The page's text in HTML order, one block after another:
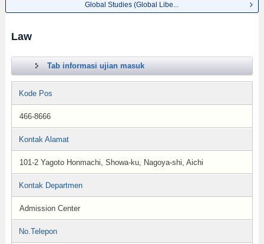
Global Studies (Global Libe...
Law
Tab informasi ujian masuk
Kode Pos
466-8666
Kontak Alamat
101-2 Yagoto Honmachi, Showa-ku, Nagoya-shi, Aichi
Kontak Departmen
Admission Center
No.Telepon